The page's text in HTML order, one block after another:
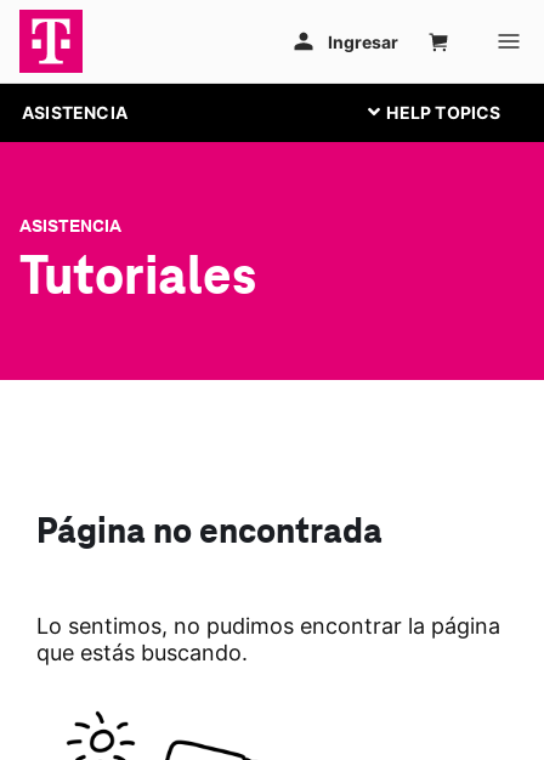
ASISTENCIA
ASISTENCIA
Tutoriales